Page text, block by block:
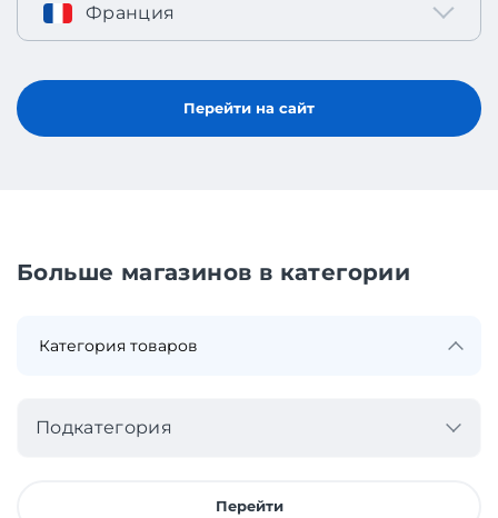
Франция
Перейти на сайт
Больше магазинов в категории
Подкатегория
Перейти